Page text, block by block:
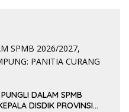
DALAM SPMB
DISDIK PROVINSI